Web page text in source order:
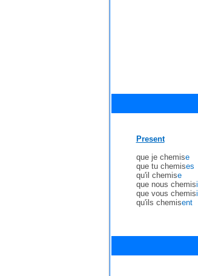
Present
que je chemise
que tu chemises
qu'il chemise
que nous chemis
que vous chemis
qu'ils chemisent